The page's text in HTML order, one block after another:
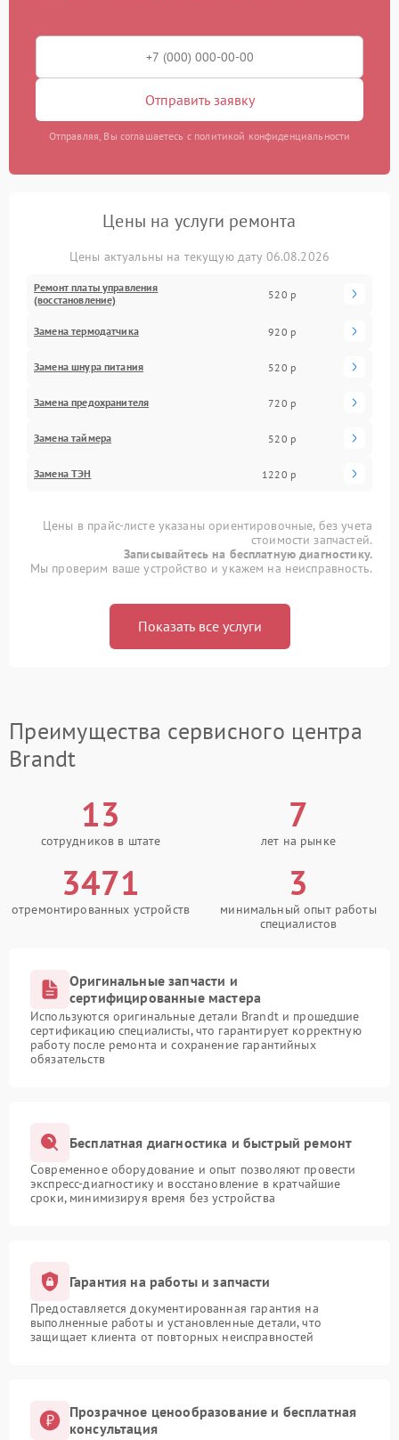
Отправить заявку
Отправляя, Вы соглашаетесь с политикой конфиденциальности
Цены на услуги ремонта
Цены актуальны на текущую дату 06.08.2026
Ремонт платы управления
(восстановление)
520 р
Замена термодатчика 920 р
Замена шнура питания 520 р
Замена предохранителя 720 р
Замена таймера 520 р
Замена ТЭН 1220 р
Цены в прайс-листе указаны ориентировочные, без учета
стоимости запчастей.
Записывайтесь на бесплатную диагностику.
Мы проверим ваше устройство и укажем на неисправность.
Показать все услуги
Преимущества сервисного центра
Brandt
13
сотрудников в штате
7
лет на рынке
3471
отремонтированных устройств
3
минимальный опыт работы
специалистов
Оригинальные запчасти и
сертифицированные мастера
Используются оригинальные детали Brandt и прошедшие
сертификацию специалисты, что гарантирует корректную
работу после ремонта и сохранение гарантийных
обязательств
Бесплатная диагностика и быстрый ремонт
Современное оборудование и опыт позволяют провести
экспресс-диагностику и восстановление в кратчайшие
сроки, минимизируя время без устройства
Гарантия на работы и запчасти
Предоставляется документированная гарантия на
выполненные работы и установленные детали, что
защищает клиента от повторных неисправностей
Прозрачное ценообразование и бесплатная
консультация